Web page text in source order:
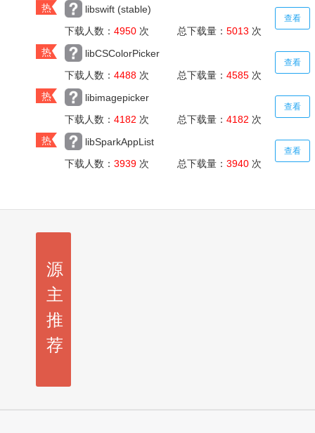
热
libswift (stable)
下载人数： 4950 次 总下载量： 5013 次
查看
热
libCSColorPicker
下载人数： 4488 次 总下载量： 4585 次
查看
热
libimagepicker
下载人数： 4182 次 总下载量： 4182 次
查看
热
libSparkAppList
下载人数： 3939 次 总下载量： 3940 次
查看
源
主
推
荐